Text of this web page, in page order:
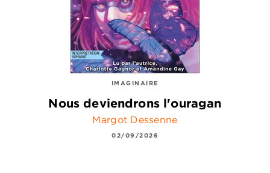
IMAGINAIRE
Nous deviendrons l'ouragan
Margot Dessenne
02/09/2026